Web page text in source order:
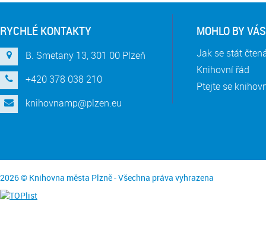
RYCHLÉ KONTAKTY
B. Smetany 13, 301 00 Plzeň
+420 378 038 210
knihovnamp@plzen.eu
MOHLO BY
Jak se stát
Knihovní řád
Ptejte se
2026 © Knihovna města Plzně - Všechna práva vyhrazena